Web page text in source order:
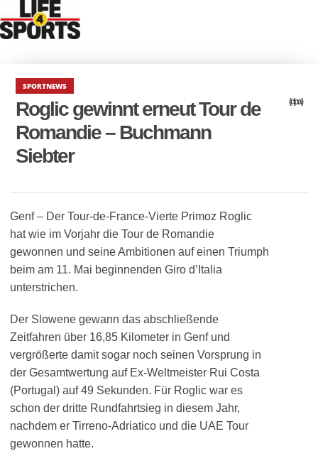
SPORTNEWS
Roglic gewinnt erneut Tour de
Romandie – Buchmann
Siebter
(dpa)
Genf – Der Tour-de-France-Vierte Primoz Roglic
hat wie im Vorjahr die Tour de Romandie
gewonnen und seine Ambitionen auf einen Triumph
beim am 11. Mai beginnenden Giro d’Italia
unterstrichen.
Der Slowene gewann das abschließende
Zeitfahren über 16,85 Kilometer in Genf und
vergrößerte damit sogar noch seinen Vorsprung in
der Gesamtwertung auf Ex-Weltmeister Rui Costa
(Portugal) auf 49 Sekunden. Für Roglic war es
schon der dritte Rundfahrtsieg in diesem Jahr,
nachdem er Tirreno-Adriatico und die UAE Tour
gewonnen hatte.